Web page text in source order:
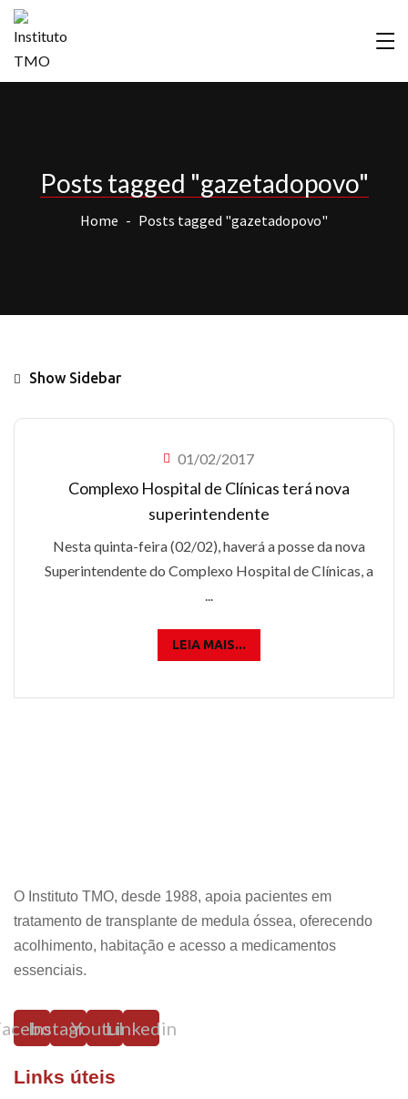
Posts tagged "gazetadopovo"
Home Posts tagged "gazetadopovo"
Show Sidebar
01/02/2017
Complexo Hospital de Clínicas terá nova
superintendente
Nesta quinta-feira (02/02), haverá a posse da nova
Superintendente do Complexo Hospital de Clínicas, a
...
LEIA MAIS...
O Instituto TMO, desde 1988, apoia pacientes em
tratamento de transplante de medula óssea, oferecendo
acolhimento, habitação e acesso a medicamentos
essenciais.
Instagram
YoutubeLinkedin
Links úteis